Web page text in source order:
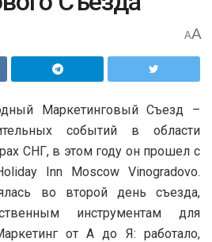
AA
Маркетинговый Съезд –
событий в области
СНГ, в этом году он прошел с
Inn Moscow Vinogradovo.
во второй день съезда,
инструментам для
от А до Я: работало,